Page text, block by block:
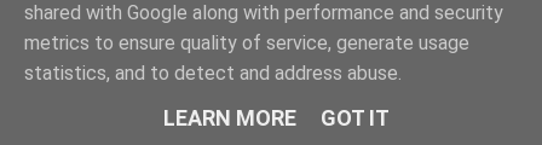
shared with Google along with performance and security
metrics to ensure quality of service, generate usage
statistics, and to detect and address abuse.
LEARN MORE GOT IT